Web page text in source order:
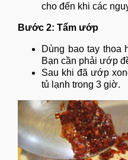
cho đến khi các
Bước 2: Tẩm ướp
Dùng bao tay thoa
Bạn cần phải ướp
Sau khi đã ướp
tủ lạnh trong 3 giờ.